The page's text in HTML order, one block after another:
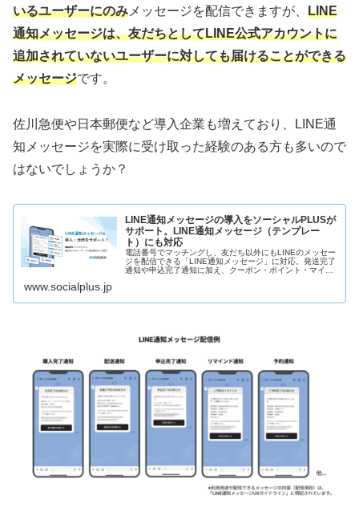
いるユーザーにのみ メッセージを配信できますが、 LINE
通知メッセージは、友だちとしてLINE公式アカウントに
追加されていないユーザーに対しても届けることができる
メッセージです。
佐川急便や日本郵便など導入企業も増えており、LINE通
知メッセージを実際に受け取った経験のある方も多いので
はないでしょうか？
LINE通知メッセージの導入をソーシャルPLUSが
サポート。LINE通知メッセージ（テンプレー
ト）にも対応
電話番号でマッチングし、友だち以外にもLINEのメッセー
ジを配信できる「LINE通知メッセージ」に対応。発送完了
通知や申込完了通知に加え、クーポン・ポイント・マイル
www.socialplus.jp